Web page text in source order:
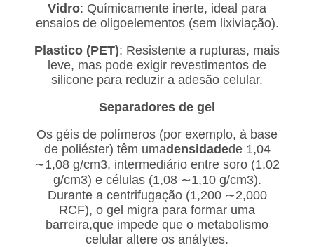
Vidro: Químicamente inerte, ideal para
ensaios de oligoelementos (sem lixiviação).
Plastico (PET): Resistente a rupturas, mais
leve, mas pode exigir revestimentos de
silicone para reduzir a adesão celular.
Separadores de gel
Os géis de polímeros (por exemplo, à base
de poliéster) têm umadensidadede 1,04
∼1,08 g/cm3, intermediário entre soro (1,02
g/cm3) e células (1,08 ∼1,10 g/cm3).
Durante a centrifugação (1,200 ∼2,000
RCF), o gel migra para formar uma
barreira,que impede que o metabolismo
celular altere os análytes.